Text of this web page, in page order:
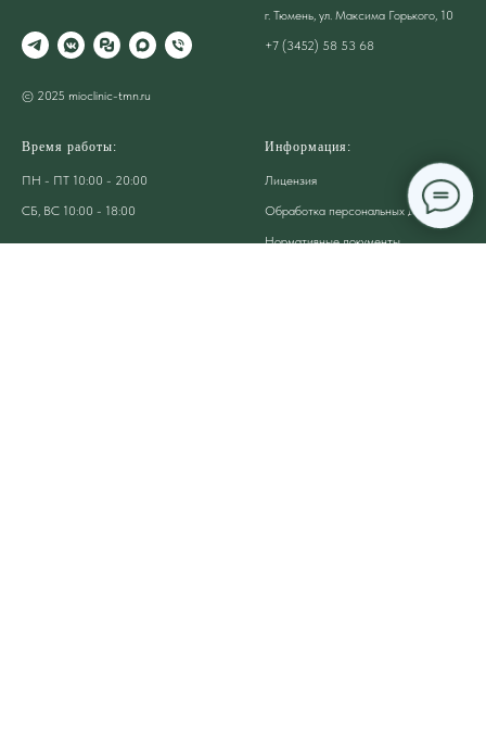
© 2025 mioclinic-tmn.ru
г. Тюмень, ул. Максима Горького, 10
+7 (3452) 58 53 68
Время работы:
ПН - ПТ 10:00 - 20:00
СБ, ВС 10:00 - 18:00
Информация:
Лицензия
Обработка персональных данных
Нормативные документы